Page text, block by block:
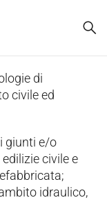
di
civile ed
giunti e/o
civile e
idraulico,